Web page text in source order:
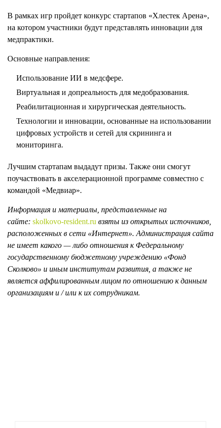
В рамках игр пройдет конкурс стартапов «Хлестек Арена»,
на котором участники будут представлять инновации для
медпрактики.
Основные направления:
Использование ИИ в медсфере.
Виртуальная и допреальность для медобразования.
Реабилитационная и хирургическая деятельность.
Технологии и инновации, основанные на использовании
цифровых устройств и сетей для скрининга и
мониторинга.
Лучшим стартапам выдадут призы. Также они смогут
поучаствовать в акселерационной программе совместно с
командой «Медвиар».
Информация и материалы, представленные на
сайте: skolkovo-resident.ru взяты из открытых источников,
расположенных в сети «Интернет». Администрация сайта
не имеет какого — либо отношения к Федеральному
государственному бюджетному учреждению «Фонд
Сколково» и иным институтам развития, а также не
является аффилированным лицом по отношению к данным
организациям и / или к их сотрудникам.